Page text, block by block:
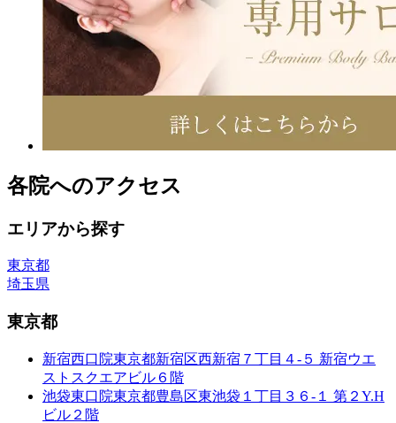
各院へのアクセス
エリアから探す
東京都
埼玉県
東京都
新宿西口院東京都新宿区西新宿７丁目４-５ 新宿ウエ
ストスクエアビル６階
池袋東口院東京都豊島区東池袋１丁目３６-１ 第２Y.H
ビル２階